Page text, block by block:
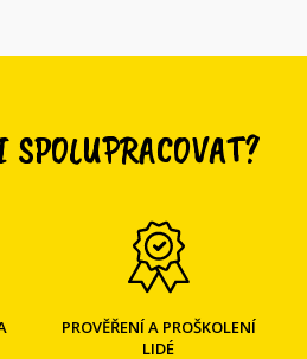
PROVĚŘENÍ A PROŠKOLENÍ
LIDÉ